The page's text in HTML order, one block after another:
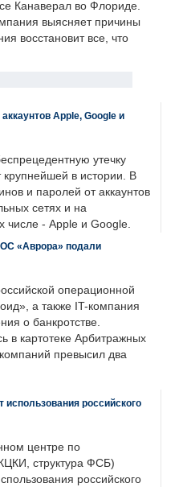
Канаверал во Флориде.
выясняет причины
восстановит все, что
Apple, Google и
утечку
в истории. В
и паролей от аккаунтов
сетях и на
числе - Apple и Google.
ОС «Аврора» подали
операционной
а также IT-компания
о банкротстве.
в картотеке Арбитражных
превысил два
российского
центре по
структура ФСБ)
российского